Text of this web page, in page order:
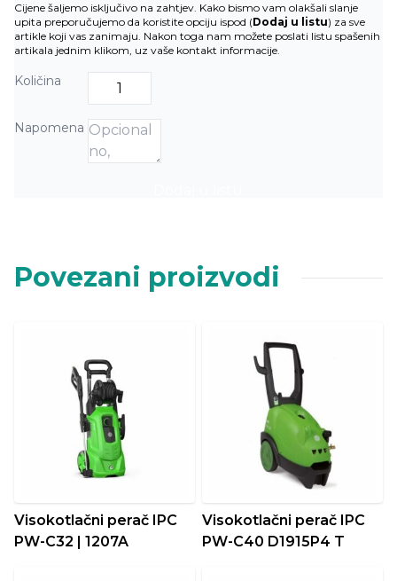
Cijene šaljemo isključivo na zahtjev. Kako bismo vam olakšali slanje
upita preporučujemo da koristite opciju ispod (Dodaj u listu) za sve
artikle koji vas zanimaju. Nakon toga nam možete poslati listu spašenih
artikala jednim klikom, uz vaše kontakt informacije.
Količina
Napomena
Povezani proizvodi
Visokotlačni perač IPC
PW-C32 | 1207A
Visokotlačni perač IPC
PW-C40 D1915P4 T